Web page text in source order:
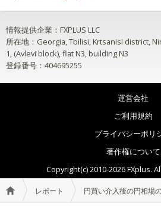
レポート 円買い介入後の円相場
情報提供企業：FXPLUS LLC
所在地：Georgia, Tbilisi, Krtsanisi district,
1, (Avlevi block), flat N3, building N3
登録番号：404695255
運営会社
ご利用規約
プライバシーポリ
著作権について
Copyright(c) 2010-2026 FXplus.